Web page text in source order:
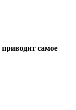
приводит самое